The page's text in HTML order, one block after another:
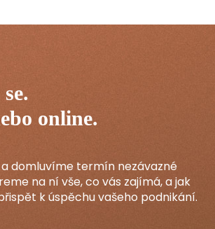
online.
domluvíme termín nezávazné
na ní vše, co vás zajímá, a jak
k úspěchu vašeho podnikání.